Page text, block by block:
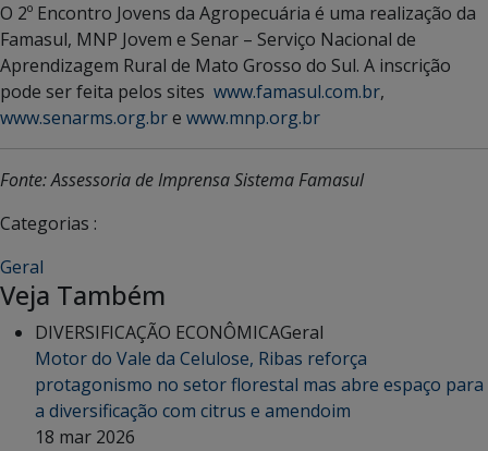
O 2º Encontro Jovens da Agropecuária é uma realização da
Famasul, MNP Jovem e Senar – Serviço Nacional de
Aprendizagem Rural de Mato Grosso do Sul. A inscrição
pode ser feita pelos sites www.famasul.com.br,
www.senarms.org.bre www.mnp.org.br
Fonte: Assessoria de Imprensa Sistema Famasul
Categorias :
Geral
Veja Também
DIVERSIFICAÇÃO ECONÔMICAGeral
Motor do Vale da Celulose, Ribas reforça
protagonismo no setor florestal mas abre espaço para
a diversificação com citrus e amendoim
18 mar 2026